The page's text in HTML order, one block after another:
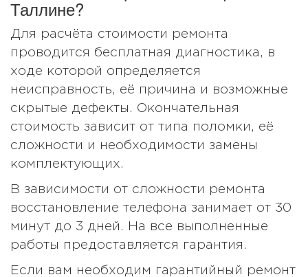
Таллине?
Для расчёта стоимости ремонта
проводится бесплатная диагностика, в
ходе которой определяется
неисправность, её причина и возможные
скрытые дефекты. Окончательная
стоимость зависит от типа поломки, её
сложности и необходимости замены
комплектующих.
В зависимости от сложности ремонта
восстановление телефона занимает от 30
минут до 3 дней. На все выполненные
работы предоставляется гарантия.
Если вам необходим гарантийный ремонт